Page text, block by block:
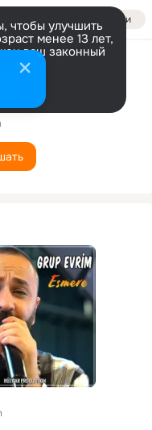
Войти
чтобы улучшить
менее 13 лет,
ваш законный